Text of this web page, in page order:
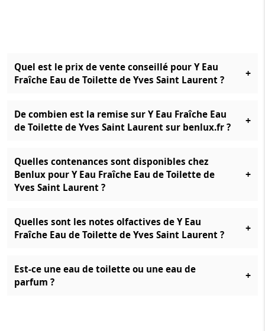
Quel est le prix de vente conseillé pour Y Eau
Fraîche Eau de Toilette de Yves Saint Laurent ?
+
De combien est la remise sur Y Eau Fraîche Eau
de Toilette de Yves Saint Laurent sur benlux.fr ?
+
Quelles contenances sont disponibles chez
Benlux pour Y Eau Fraîche Eau de Toilette de
Yves Saint Laurent ?
+
Quelles sont les notes olfactives de Y Eau
Fraîche Eau de Toilette de Yves Saint Laurent ?
+
Est-ce une eau de toilette ou une eau de
parfum ?
+